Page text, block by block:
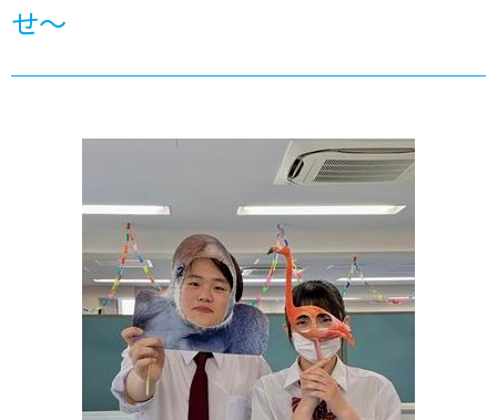
せ～